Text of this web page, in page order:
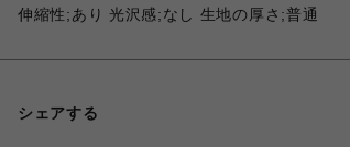
伸縮性;あり 光沢感;なし 生地の厚さ;普通
シェアする